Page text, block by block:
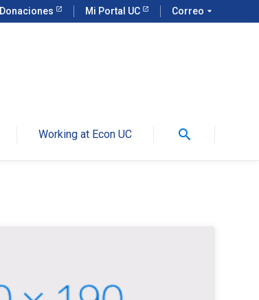
Donaciones Mi Portal UC Correo arrow_drop_down
Working at Econ UC search